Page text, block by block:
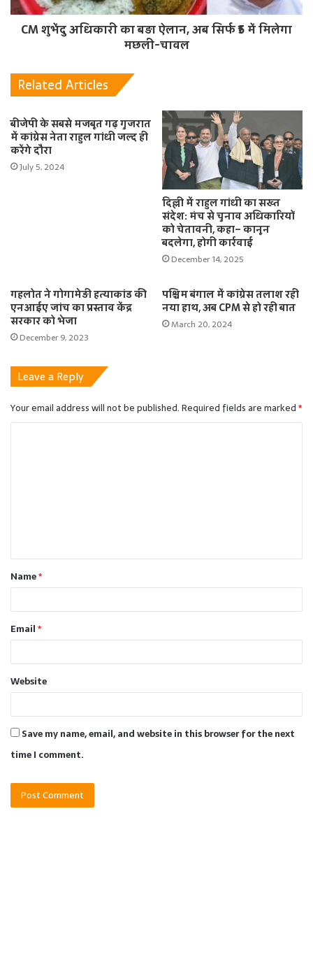
CM शुभेंदु अधिकारी का बड़ा ऐलान, अब सिर्फ ₹5 में मिलेगा
मछली-चावल
Related Articles
बीजेपी के सबसे मजबूत गढ़ गुजरात
में कांग्रेस नेता राहुल गांधी जल्द ही
करेंगे दौरा
July 5, 2024
दिल्ली में राहुल गांधी का सख्त
संदेश: मंच से चुनाव अधिकारियों
को चेतावनी, कहा– कानून
बदलेगा, होगी कार्रवाई
December 14, 2025
गहलोत ने गोगामेड़ी हत्याकांड की
एनआईए जांच का प्रस्ताव केंद्र
सरकार को भेजा
December 9, 2023
पश्चिम बंगाल में कांग्रेस तलाश रही
नया हाथ, अब CPM से हो रही बात
March 20, 2024
Leave a Reply
Your email address will not be published.Required fields are marked*
t
*Name*
Email*
Website
Save my name, email, and website in this browser for the next
time I comment.